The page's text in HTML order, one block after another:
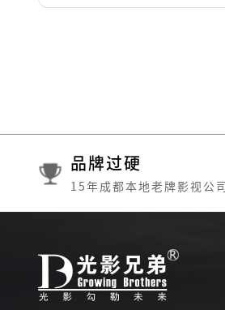
品牌过硬
15年成都本地老牌影视公司